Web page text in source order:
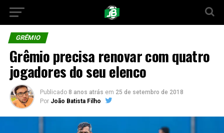
GRÊMIO
Grêmio precisa renovar com quatro
jogadores do seu elenco
Publicado 8 anos atrás em 25 de setembro de 2018
Por João Batista Filho